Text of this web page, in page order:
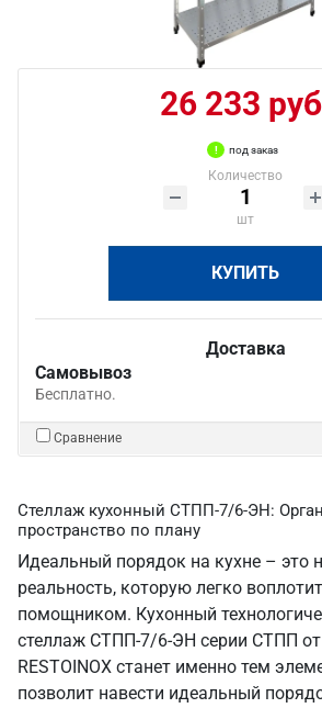
26 233
под заказ
Количество
шт
КУПИТЬ
Доставка
Самовывоз
Бесплатно.
Сравнение
Стеллаж кухонный СТПП-7/6-ЭН:
пространство по плану
Идеальный порядок на кухне – это
реальность, которую легко
помощником. Кухонный
стеллаж СТПП-7/6-ЭН серии СТПП от
RESTOINOX станет именно тем
позволит навести идеальный